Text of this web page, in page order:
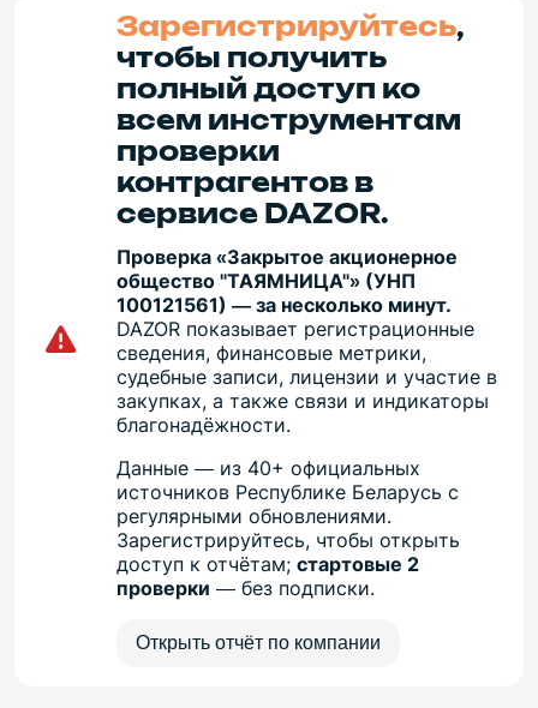
Зарегистрируйтесь,
чтобы получить
полный доступ ко
всем инструментам
проверки
контрагентов в
сервисе DAZOR.
Проверка «Закрытое акционерное
общество "ТАЯМНИЦА"» (УНП
100121561) — за несколько минут.
DAZOR показывает регистрационные
сведения, финансовые метрики,
судебные записи, лицензии и участие в
закупках, а также связи и индикаторы
благонадёжности.
Данные — из 40+ официальных
источников Республике Беларусь с
регулярными обновлениями.
Зарегистрируйтесь, чтобы открыть
доступ к отчётам;стартовые 2
проверки — без подписки.
Открыть отчёт по компании